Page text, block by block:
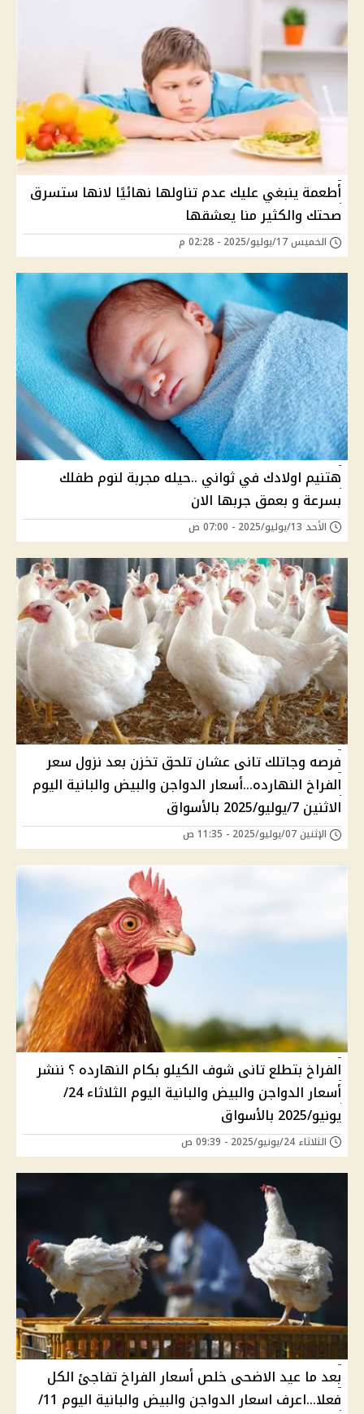
أطعمة ينبغي عليك عدم تناولها نهائيًا لانها ستسرق
صحتك والكثير منا يعشقها
الخميس 17/يوليو/2025 - 02:28 م
هتنيم اولادك في ثواني ..حيله مجربة لنوم طفلك
بسرعة و بعمق جربها الان
الأحد 13/يوليو/2025 - 07:00 ص
فرصه وجاتلك تانى عشان تلحق تخزن بعد نزول سعر
الفراخ النهارده...أسعار الدواجن والبيض والبانية اليوم
الاثنين 7/يوليو/2025 بالأسواق
الإثنين 07/يوليو/2025 - 11:35 ص
الفراخ بتطلع تانى شوف الكيلو بكام النهارده ؟ ننشر
أسعار الدواجن والبيض والبانية اليوم الثلاثاء 24/
يونيو/2025 بالأسواق
الثلاثاء 24/يونيو/2025 - 09:39 ص
بعد ما عيد الاضحى خلص أسعار الفراخ تفاجئ الكل
فعلا...اعرف اسعار الدواجن والبيض والبانية اليوم 11/